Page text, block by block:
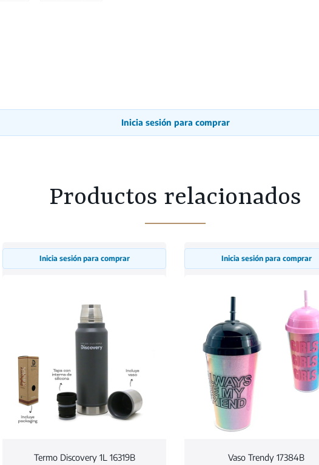
Inicia sesión para comprar
Productos relacionados
Inicia sesión para comprar
Termo Discovery 1L 16319B
Inicia sesión para comprar
Vaso Trendy 17384B